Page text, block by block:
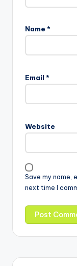
Name *
Email *
Website
Save my name,
next time I